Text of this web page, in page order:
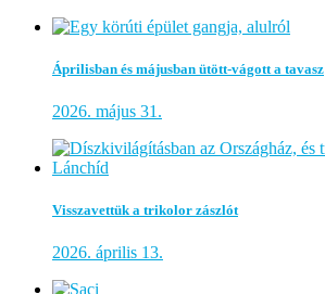
Áprilisban és májusban ütött-vágott a tavasz
2026. május 31.
Visszavettük a trikolor zászlót
2026. április 13.